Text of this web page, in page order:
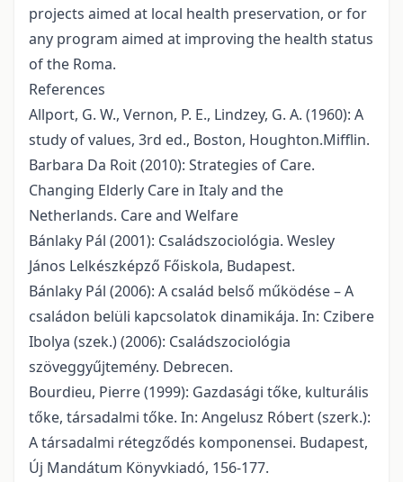
projects aimed at local health preservation, or for
any program aimed at improving the health status
of the Roma.
References
Allport, G. W., Vernon, P. E., Lindzey, G. A. (1960): A
study of values, 3rd ed., Boston, Houghton.Mifflin.
Barbara Da Roit (2010): Strategies of Care.
Changing Elderly Care in Italy and the
Netherlands. Care and Welfare
Bánlaky Pál (2001): Családszociológia. Wesley
János Lelkészképző Főiskola, Budapest.
Bánlaky Pál (2006): A család belső működése – A
családon belüli kapcsolatok dinamikája. In: Czibere
Ibolya (szek.) (2006): Családszociológia
szöveggyűjtemény. Debrecen.
Bourdieu, Pierre (1999): Gazdasági tőke, kulturális
tőke, társadalmi tőke. In: Angelusz Róbert (szerk.):
A társadalmi rétegződés komponensei. Budapest,
Új Mandátum Könyvkiadó, 156-177.